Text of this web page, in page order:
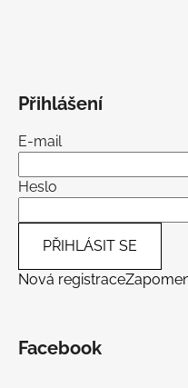
Přihlášení
E-mail
Heslo
PŘIHLÁSIT SE
Nová registrace
Facebook